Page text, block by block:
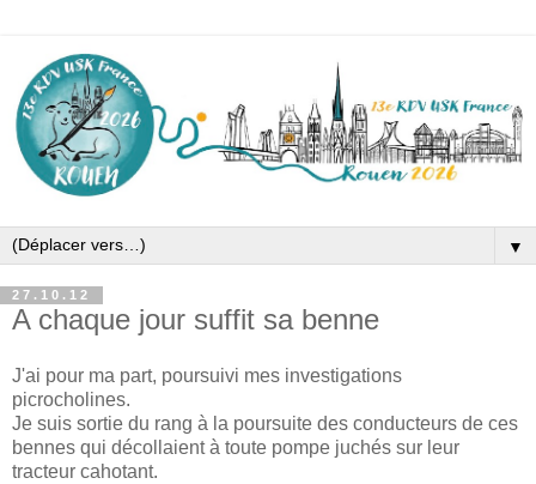
▼
27.10.12
A chaque jour suffit sa benne
J'ai pour ma part, poursuivi mes investigations
picrocholines.
Je suis sortie du rang à la poursuite des conducteurs de ces
bennes qui décollaient à toute pompe juchés sur leur
tracteur cahotant.